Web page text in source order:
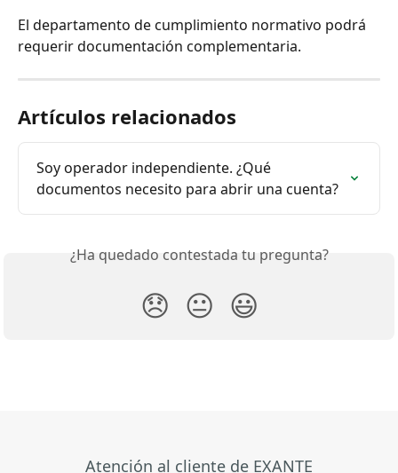
El departamento de cumplimiento normativo podrá
requerir documentación complementaria.
Artículos relacionados
Soy operador independiente. ¿Qué
documentos necesito para abrir una cuenta?
¿Ha quedado contestada tu pregunta?
😞 😐 😃
Atención al cliente de EXANTE